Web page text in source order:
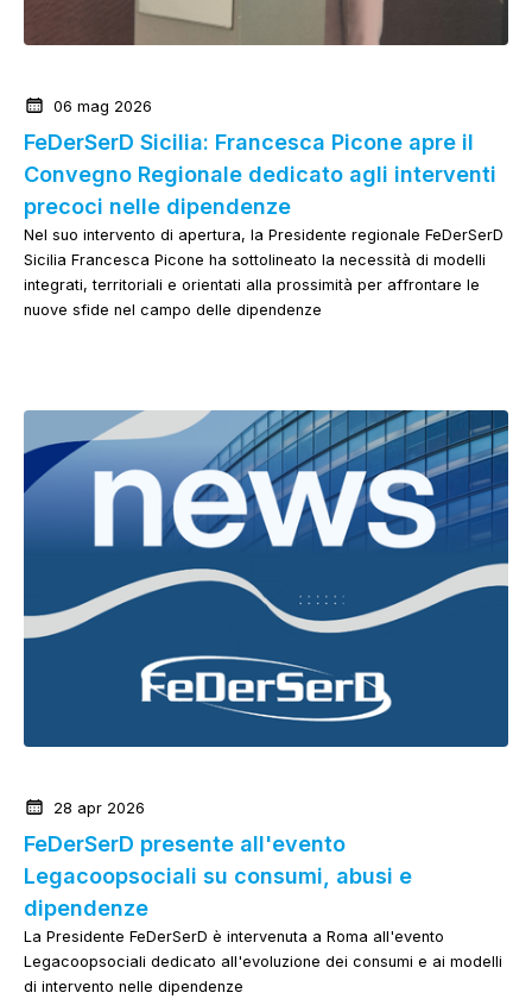
06 mag 2026
FeDerSerD Sicilia: Francesca Picone apre il
Convegno Regionale dedicato agli interventi
precoci nelle dipendenze
Nel suo intervento di apertura, la Presidente regionale FeDerSerD
Sicilia Francesca Picone ha sottolineato la necessità di modelli
integrati, territoriali e orientati alla prossimità per affrontare le
nuove sfide nel campo delle dipendenze
28 apr 2026
FeDerSerD presente all'evento
Legacoopsociali su consumi, abusi e
dipendenze
La Presidente FeDerSerD è intervenuta a Roma all'evento
Legacoopsociali dedicato all'evoluzione dei consumi e ai modelli
di intervento nelle dipendenze